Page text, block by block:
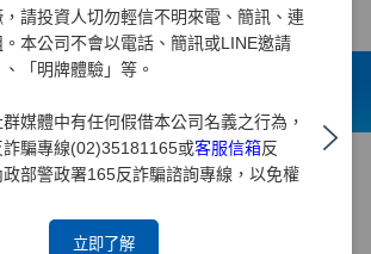
請投資人切勿輕信不明來電、簡訊、連
本公司不會以電話、簡訊或LINE邀請
、「明牌體驗」等。
媒體中有任何假借本公司名義之行為，
騙專線(02)35181165或客服信箱反
政部警政署165反詐騙諮詢專線，以免權
立即了解
高齡友善服務專區
English